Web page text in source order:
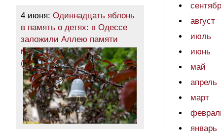
4 июня: Одиннадцать яблонь
в память о детях: в Одессе
заложили Аллею памяти
маленьких жертв войны
(фото)
август
июль
июнь
май
апрель
март
январь